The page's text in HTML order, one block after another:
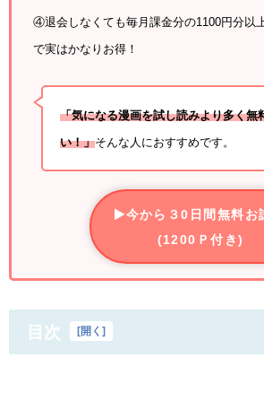
④退会しなくても毎月課金分の1100円分以
で実はかなりお得！
「気になる漫画を試し読みより多く無
い！」そんな人におすすめです。
今から３0日間無料お
(1200Ｐ付き)
目次 開く